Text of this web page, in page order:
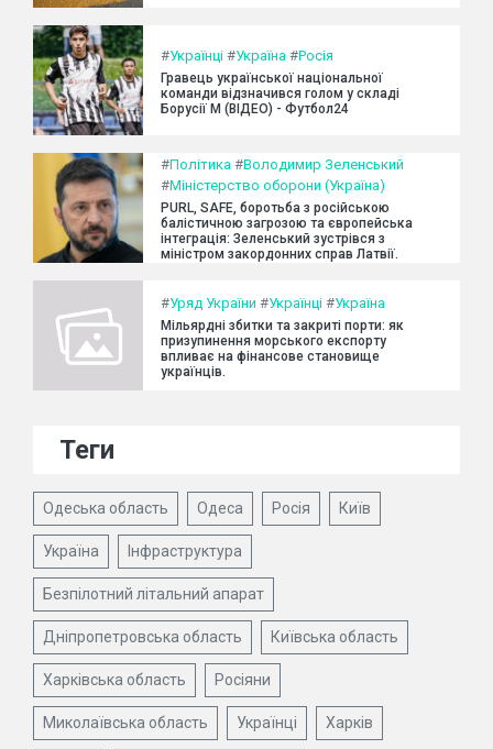
#Українці #Україна #Росія
Гравець української національної
команди відзначився голом у складі
Борусії М (ВІДЕО) - Футбол24
#Політика #Володимир Зеленський
#Міністерство оборони (Україна)
PURL, SAFE, боротьба з російською
балістичною загрозою та європейська
інтеграція: Зеленський зустрівся з
міністром закордонних справ Латвії.
#Уряд України #Українці #Україна
Мільярдні збитки та закриті порти: як
призупинення морського експорту
впливає на фінансове становище
українців.
Теги
Одеська область Одеса Росія Київ
Україна Інфраструктура
Безпілотний літальний апарат
Дніпропетровська область Київська область
Харківська область Росіяни
Миколаївська область Українці Харків